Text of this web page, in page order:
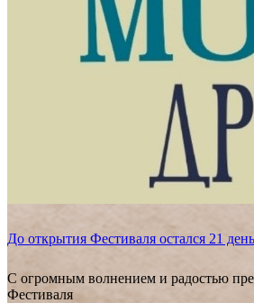
До открытия Фестиваля остался 21
С огромным волнением и радостью
Фестиваля